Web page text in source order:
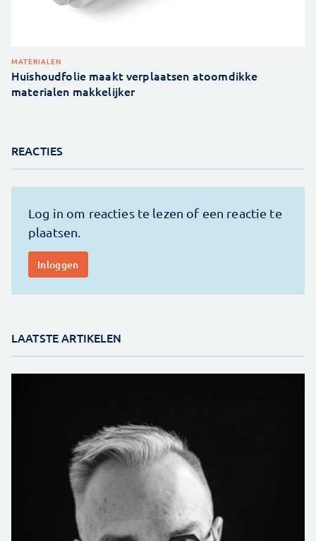
MATERIALEN
Huishoudfolie maakt verplaatsen atoomdikke
materialen makkelijker
REACTIES
LAATSTE ARTIKELEN